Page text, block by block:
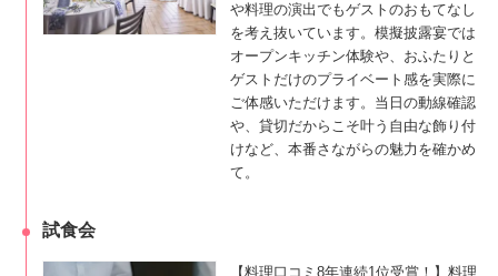
や料理の演出でもゲストのおもてなし
を考え抜いています。模擬披露宴では
オープンキッチン体験や、おふたりと
ゲストだけのプライベート感を実際に
ご体感いただけます。当日の動線確認
や、貸切だからこそ叶う自由な飾り付
けなど、本番さながらの魅力を確かめ
て。
試食会
【料理口コミ8年連続1位受賞！】料理